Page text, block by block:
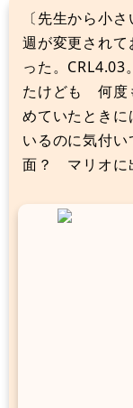
〔先生から小
週が変更され
った。
たけども 何度
めていたとき
いるのに気付
面？ マリオに